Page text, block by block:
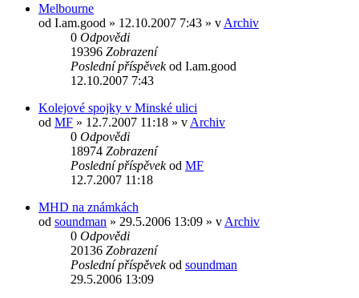
Melbourne
od I.am.good » 12.10.2007 7:43 » v Archiv
0 Odpovědi
19396 Zobrazení
Poslední příspěvekod I.am.good
12.10.2007 7:43
Kolejové spojky v Minské ulici
od MF » 12.7.2007 11:18 » v Archiv
0 Odpovědi
18974 Zobrazení
Poslední příspěvekod MF
12.7.2007 11:18
MHD na známkách
od soundman » 29.5.2006 13:09 » v Archiv
0 Odpovědi
20136 Zobrazení
Poslední příspěvekod soundman
29.5.2006 13:09